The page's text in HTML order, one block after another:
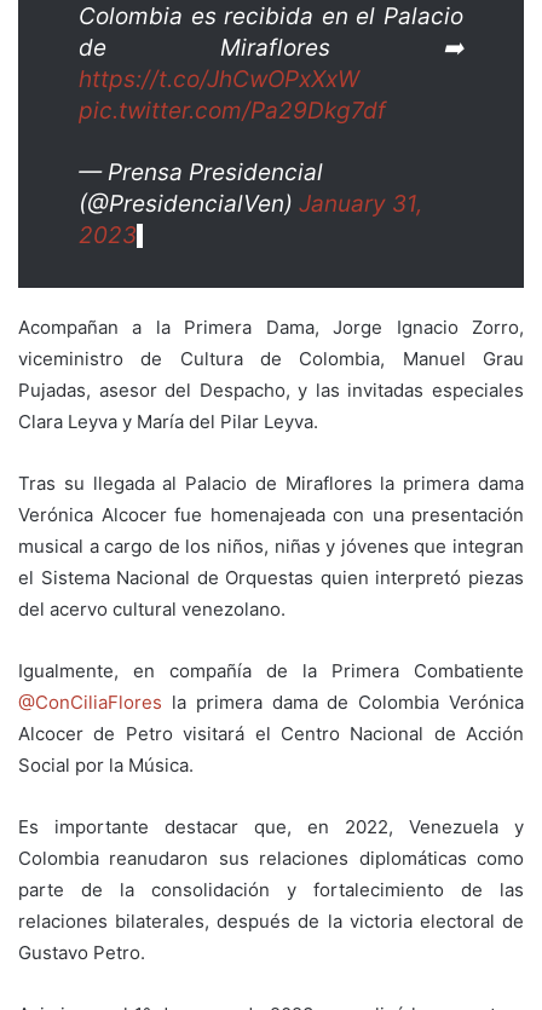
Colombia es recibida en el Palacio
de Miraflores ➡️
https://t.co/JhCwOPxXxW
pic.twitter.com/Pa29Dkg7df
— Prensa Presidencial
(@PresidencialVen) January 31,
2023
Acompañan a la Primera Dama, Jorge Ignacio Zorro,
viceministro de Cultura de Colombia, Manuel Grau
Pujadas, asesor del Despacho, y las invitadas especiales
Clara Leyva y María del Pilar Leyva.
Tras su llegada al Palacio de Miraflores la primera dama
Verónica Alcocer fue homenajeada con una presentación
musical a cargo de los niños, niñas y jóvenes que integran
el Sistema Nacional de Orquestas quien interpretó piezas
del acervo cultural venezolano.
Igualmente, en compañía de la Primera Combatiente
@ConCiliaFlores la primera dama de Colombia Verónica
Alcocer de Petro visitará el Centro Nacional de Acción
Social por la Música.
Es importante destacar que, en 2022, Venezuela y
Colombia reanudaron sus relaciones diplomáticas como
parte de la consolidación y fortalecimiento de las
relaciones bilaterales, después de la victoria electoral de
Gustavo Petro.